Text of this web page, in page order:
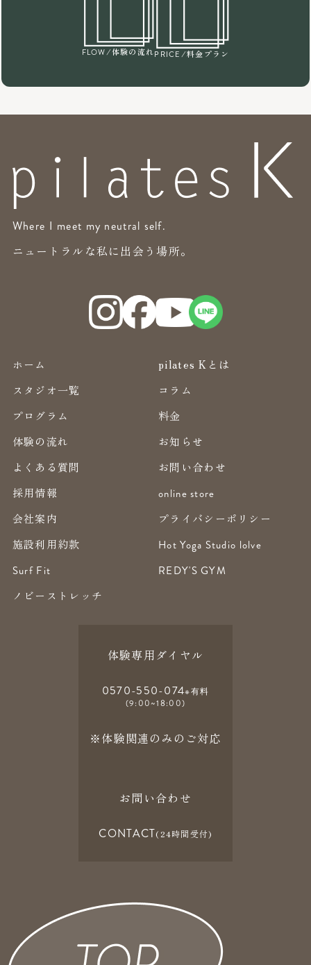
FLOW /体験の流れPRICE /料金プラン
Where I meet my neutral self.
ニュートラルな私に出会う場所。
ホーム
pilates Kとは
スタジオ一覧
コラム
プログラム
料金
体験の流れ
お知らせ
よくある質問
お問い合わせ
採用情報
online store
会社案内
プライバシーポリシー
施設利用約款
Hot Yoga Studio lolve
Surf Fit
REDY'S GYM
ノビーストレッチ
体験専用ダイヤル
0570-550-074※有料
(9:00~18:00)
※体験関連のみのご対応
お問い合わせ
CONTACT(24時間受付)